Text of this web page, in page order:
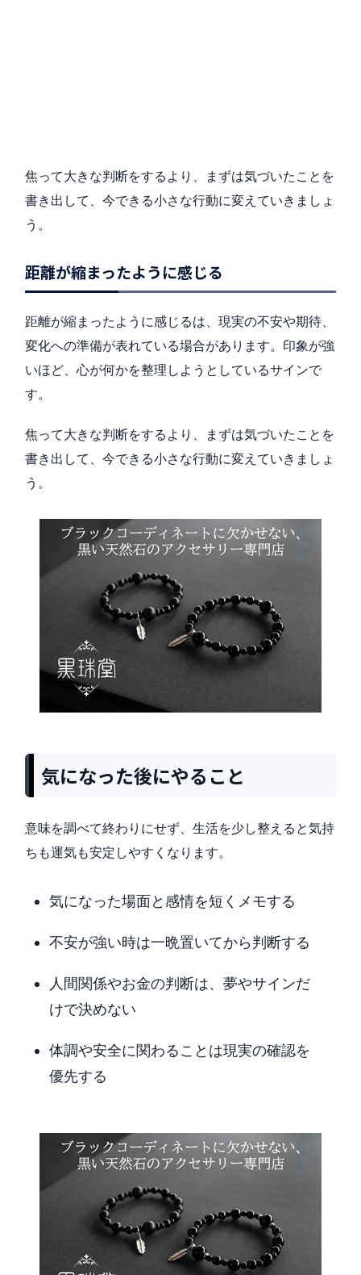
焦って大きな判断をするより、まずは気づいたことを
書き出して、今できる小さな行動に変えていきましょ
う。
距離が縮まったように感じる
距離が縮まったように感じるは、現実の不安や期待、
変化への準備が表れている場合があります。印象が強
いほど、心が何かを整理しようとしているサインで
す。
焦って大きな判断をするより、まずは気づいたことを
書き出して、今できる小さな行動に変えていきましょ
う。
気になった後にやること
意味を調べて終わりにせず、生活を少し整えると気持
ちも運気も安定しやすくなります。
気になった場面と感情を短くメモする
不安が強い時は一晩置いてから判断する
人間関係やお金の判断は、夢やサインだ
けで決めない
体調や安全に関わることは現実の確認を
優先する